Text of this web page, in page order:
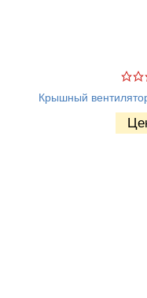
Крышный